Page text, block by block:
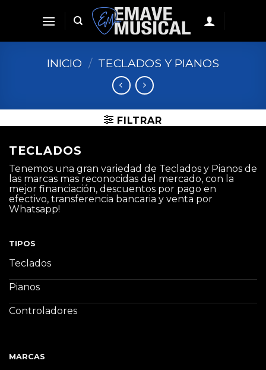
INICIO / TECLADOS Y PIANOS
FILTRAR
TECLADOS
Tenemos una gran variedad de Teclados y Pianos de
las marcas mas reconocidas del mercado, con la
mejor financiación, descuentos por pago en
efectivo, transferencia bancaria y venta por
Whatsapp!
TIPOS
Teclados
Pianos
Controladores
MARCAS